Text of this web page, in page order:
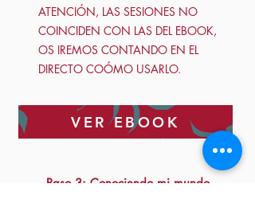
ATENCIÓN, LAS SESIONES NO
COINCIDEN CON LAS DEL EBOOK,
OS IREMOS CONTANDO EN EL
DIRECTO COÓMO USARLO.
VER EBOOK
Paso 3: Conociendo mi mundo